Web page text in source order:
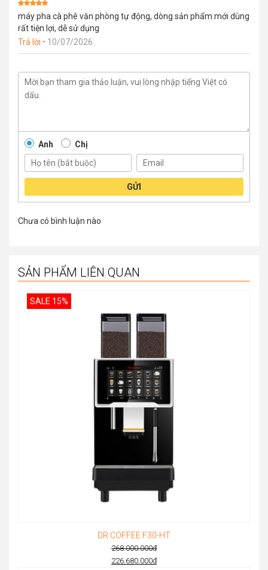
Được xếp
hạng 55
sao
máy pha cà phê văn phòng tự động, dòng sản phẩm mới dùng
rất tiện lợi, dễ sử dụng
Trả lời • 10/07/2026
Anh Chị
GỬI
Chưa có bình luận nào
SẢN PHẨM LIÊN QUAN
SALE 15%
DR.COFFEE F30-HT
268.000.000đ
Original
226.680.000đ